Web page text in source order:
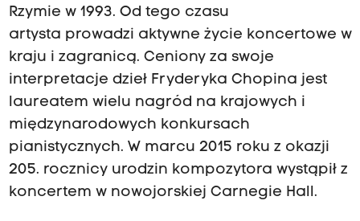
Rzymie w 1993. Od tego czasu
artysta prowadzi aktywne życie koncertowe w
kraju i zagranicą. Ceniony za swoje
interpretacje dzieł Fryderyka Chopina jest
laureatem wielu nagród na krajowych i
międzynarodowych konkursach
pianistycznych. W marcu 2015 roku z okazji
205. rocznicy urodzin kompozytora wystąpił z
koncertem w nowojorskiej Carnegie Hall.